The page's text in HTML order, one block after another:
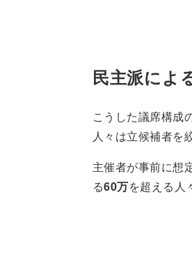
民主派によ
こうした議席構成
人々は立候補者を
主催者が事前に想
る60万を超える人